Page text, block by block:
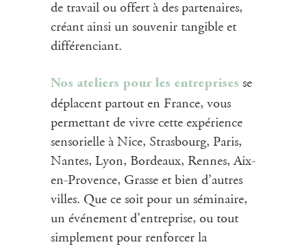
de travail ou offert à des partenaires,
créant ainsi un souvenir tangible et
différenciant.
Nos ateliers pour les entreprises se
déplacent partout en France, vous
permettant de vivre cette expérience
sensorielle à Nice, Strasbourg, Paris,
Nantes, Lyon, Bordeaux, Rennes, Aix-
en-Provence, Grasse et bien d’autres
villes. Que ce soit pour un séminaire,
un événement d’entreprise, ou tout
simplement pour renforcer la